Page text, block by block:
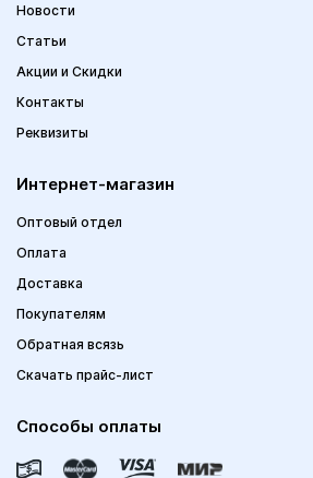
Новости
Статьи
Акции и Скидки
Контакты
Реквизиты
Интернет-магазин
Оптовый отдел
Оплата
Доставка
Покупателям
Обратная всязь
Скачать прайс-лист
Способы оплаты